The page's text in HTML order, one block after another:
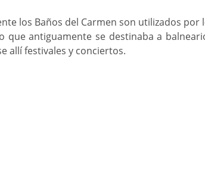
los Baños del Carmen son utilizados
que antiguamente se destinaba a
allí festivales y conciertos.